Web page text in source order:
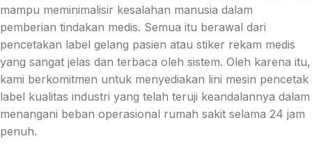
mampu meminimalisir kesalahan manusia dalam
pemberian tindakan medis. Semua itu berawal dari
pencetakan label gelang pasien atau stiker rekam medis
yang sangat jelas dan terbaca oleh sistem. Oleh karena itu,
kami berkomitmen untuk menyediakan lini mesin pencetak
label kualitas industri yang telah teruji keandalannya dalam
menangani beban operasional rumah sakit selama 24 jam
penuh.